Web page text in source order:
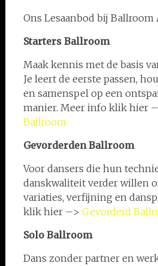
Ons Lesaanbod bij Ballroom
Starters Ballroom
Maak kennis met de basis
Je leert de eerste passen,
en samenspel op een
manier. Meer info klik hier
Ballroom
Gevorderden Ballroom
Voor dansers die hun
danskwaliteit verder willen
variaties, verfijning en
klik hier –> Gevorderd
Solo Ballroom
Dans zonder partner en